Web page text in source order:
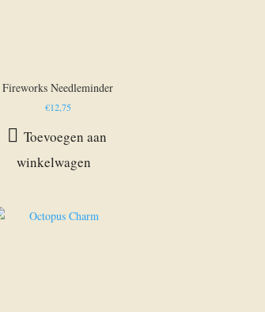
Fireworks Needleminder
€12,75
Toevoegen aan
winkelwagen